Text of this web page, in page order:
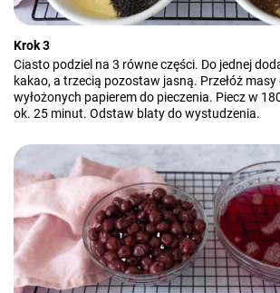
Krok 3
Ciasto podziel na 3 równe części. Do jednej
kakao, a trzecią pozostaw jasną. Przełóż
wyłożonych papierem do pieczenia. Piecz w
ok. 25 minut. Odstaw blaty do wystudzenia.